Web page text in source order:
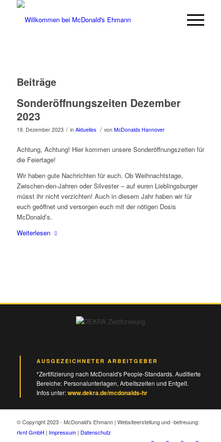
Beiträge
Sonderöffnungszeiten Dezember
2023
19. Dezember 2023 / in Aktuelles / von McDonalds Hannover
Achtung, Achtung! Hier kommen unsere Sonderöffnungszeiten für
die Feiertage!
Wir haben gute Nachrichten für euch. Ob Weihnachtstage,
Zwischen-den-Jahren oder Silvester – auf euren Lieblingsburger
müsst ihr nicht verzichten! Auch in diesem Jahr haben wir für
euch geöffnet und versorgen euch mit der nötigen Dosis
McDonald’s.
Weiterlesen
AUSGEZEICHNETER ARBEITGEBER
*Zertifizierung nach McDonald's People-Standards. Auditierte
Bereiche: Personalunterlagen, Arbeitszeiten und Entgelt.
Infos unter:www.dekra.de/mcdonalds-hr
© Copyright 2023 - McDonald's Ehmann | Websiteerstellung und -betreuung:
rlvnt GmbH | Impressum| Datenschutz
(m/w/d) gesucht. Bewirb dich in unter
Jetzt bewerben